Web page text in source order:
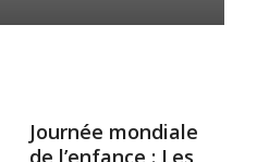
Journée mondiale
de l’enfance : Les